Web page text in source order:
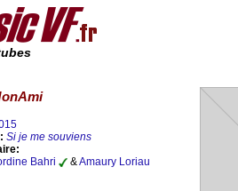
Si je me souviens
Bahri &Amaury Loriau